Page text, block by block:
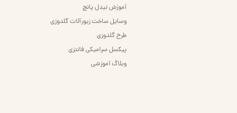
آموزش نیدل پانچ
وسایل ساخت زیورآلات گلدوزی
طرح گلدوزی
پیکسل سرامیکی فانتزی
وبلاگ آموزشی